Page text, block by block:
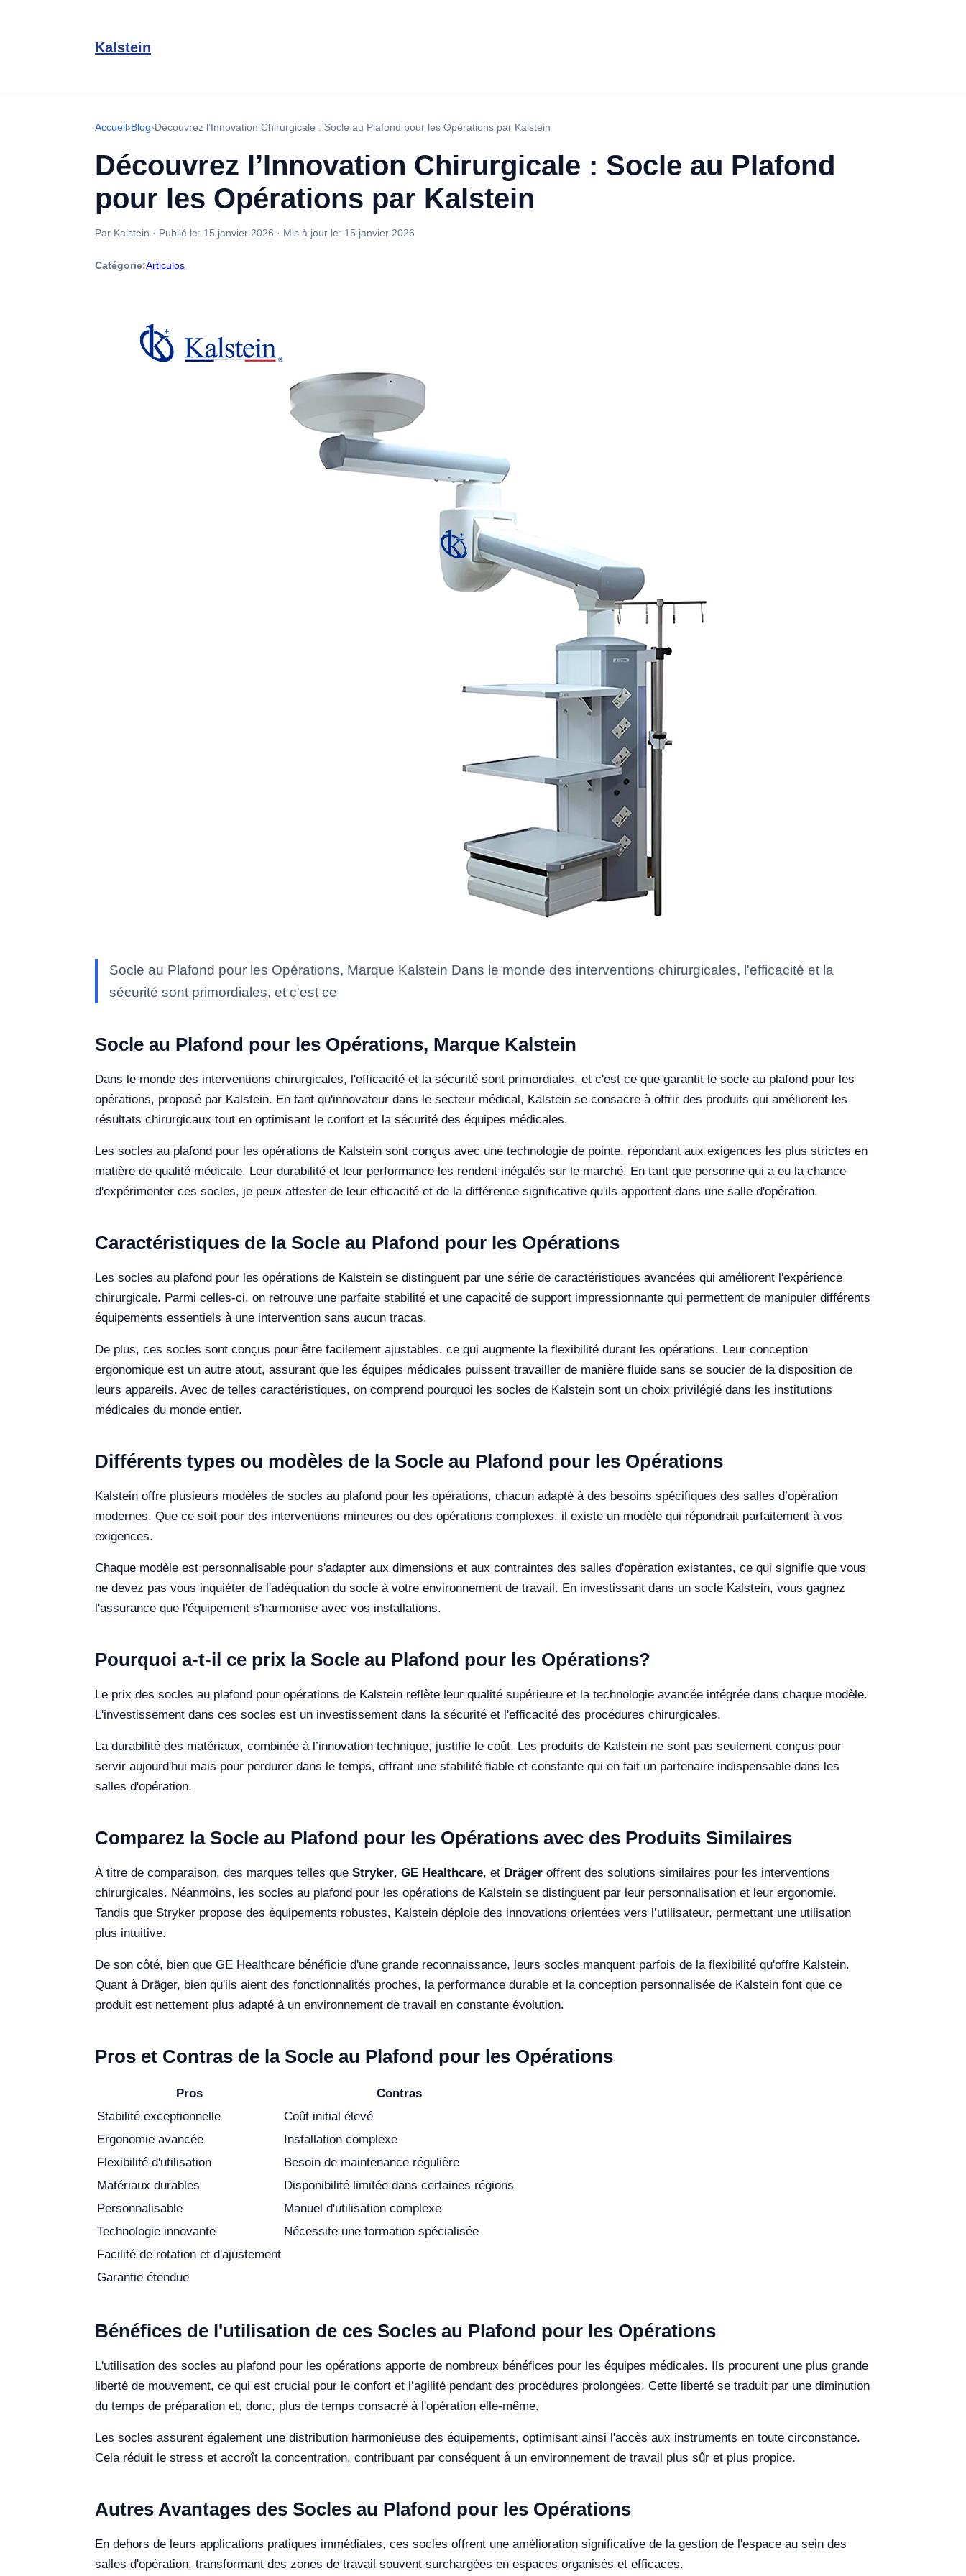
Kalstein
Accueil›Blog›Découvrez l’Innovation Chirurgicale : Socle au Plafond pour les Opérations par Kalstein
Découvrez l’Innovation Chirurgicale : Socle au Plafond
pour les Opérations par Kalstein
Par Kalstein · Publié le: 15 janvier 2026 · Mis à jour le: 15 janvier 2026
Catégorie:Articulos
Socle au Plafond pour les Opérations, Marque Kalstein Dans le monde des interventions chirurgicales, l'efficacité et la
sécurité sont primordiales, et c'est ce
Socle au Plafond pour les Opérations, Marque Kalstein
Dans le monde des interventions chirurgicales, l'efficacité et la sécurité sont primordiales, et c'est ce que garantit le socle au plafond pour les
opérations, proposé par Kalstein. En tant qu'innovateur dans le secteur médical, Kalstein se consacre à offrir des produits qui améliorent les
résultats chirurgicaux tout en optimisant le confort et la sécurité des équipes médicales.
Les socles au plafond pour les opérations de Kalstein sont conçus avec une technologie de pointe, répondant aux exigences les plus strictes en
matière de qualité médicale. Leur durabilité et leur performance les rendent inégalés sur le marché. En tant que personne qui a eu la chance
d'expérimenter ces socles, je peux attester de leur efficacité et de la différence significative qu'ils apportent dans une salle d'opération.
Caractéristiques de la Socle au Plafond pour les Opérations
Les socles au plafond pour les opérations de Kalstein se distinguent par une série de caractéristiques avancées qui améliorent l'expérience
chirurgicale. Parmi celles-ci, on retrouve une parfaite stabilité et une capacité de support impressionnante qui permettent de manipuler différents
équipements essentiels à une intervention sans aucun tracas.
De plus, ces socles sont conçus pour être facilement ajustables, ce qui augmente la flexibilité durant les opérations. Leur conception
ergonomique est un autre atout, assurant que les équipes médicales puissent travailler de manière fluide sans se soucier de la disposition de
leurs appareils. Avec de telles caractéristiques, on comprend pourquoi les socles de Kalstein sont un choix privilégié dans les institutions
médicales du monde entier.
Différents types ou modèles de la Socle au Plafond pour les Opérations
Kalstein offre plusieurs modèles de socles au plafond pour les opérations, chacun adapté à des besoins spécifiques des salles d’opération
modernes. Que ce soit pour des interventions mineures ou des opérations complexes, il existe un modèle qui répondrait parfaitement à vos
exigences.
Chaque modèle est personnalisable pour s'adapter aux dimensions et aux contraintes des salles d'opération existantes, ce qui signifie que vous
ne devez pas vous inquiéter de l'adéquation du socle à votre environnement de travail. En investissant dans un socle Kalstein, vous gagnez
l'assurance que l'équipement s'harmonise avec vos installations.
Pourquoi a-t-il ce prix la Socle au Plafond pour les Opérations?
Le prix des socles au plafond pour opérations de Kalstein reflète leur qualité supérieure et la technologie avancée intégrée dans chaque modèle.
L'investissement dans ces socles est un investissement dans la sécurité et l'efficacité des procédures chirurgicales.
La durabilité des matériaux, combinée à l’innovation technique, justifie le coût. Les produits de Kalstein ne sont pas seulement conçus pour
servir aujourd'hui mais pour perdurer dans le temps, offrant une stabilité fiable et constante qui en fait un partenaire indispensable dans les
salles d'opération.
Comparez la Socle au Plafond pour les Opérations avec des Produits Similaires
À titre de comparaison, des marques telles que Stryker, GE Healthcare, et Dräger offrent des solutions similaires pour les interventions
chirurgicales. Néanmoins, les socles au plafond pour les opérations de Kalstein se distinguent par leur personnalisation et leur ergonomie.
Tandis que Stryker propose des équipements robustes, Kalstein déploie des innovations orientées vers l’utilisateur, permettant une utilisation
plus intuitive.
De son côté, bien que GE Healthcare bénéficie d'une grande reconnaissance, leurs socles manquent parfois de la flexibilité qu'offre Kalstein.
Quant à Dräger, bien qu'ils aient des fonctionnalités proches, la performance durable et la conception personnalisée de Kalstein font que ce
produit est nettement plus adapté à un environnement de travail en constante évolution.
Pros et Contras de la Socle au Plafond pour les Opérations
Pros
Contras
Stabilité exceptionnelle
Coût initial élevé
Ergonomie avancée
Installation complexe
Flexibilité d'utilisation
Besoin de maintenance régulière
Matériaux durables
Disponibilité limitée dans certaines régions
Personnalisable
Manuel d'utilisation complexe
Technologie innovante
Nécessite une formation spécialisée
Facilité de rotation et d'ajustement
Garantie étendue
Bénéfices de l'utilisation de ces Socles au Plafond pour les Opérations
L'utilisation des socles au plafond pour les opérations apporte de nombreux bénéfices pour les équipes médicales. Ils procurent une plus grande
liberté de mouvement, ce qui est crucial pour le confort et l’agilité pendant des procédures prolongées. Cette liberté se traduit par une diminution
du temps de préparation et, donc, plus de temps consacré à l'opération elle-même.
Les socles assurent également une distribution harmonieuse des équipements, optimisant ainsi l'accès aux instruments en toute circonstance.
Cela réduit le stress et accroît la concentration, contribuant par conséquent à un environnement de travail plus sûr et plus propice.
Autres Avantages des Socles au Plafond pour les Opérations
En dehors de leurs applications pratiques immédiates, ces socles offrent une amélioration significative de la gestion de l'espace au sein des
salles d'opération, transformant des zones de travail souvent surchargées en espaces organisés et efficaces.